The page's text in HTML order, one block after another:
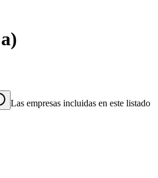
)
Las empresas incluidas en este listado